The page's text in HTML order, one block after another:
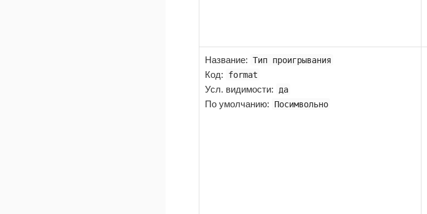
Название: Тип проигрывания
Код: format
Усл. видимости: да
По умолчанию: Посимвольно